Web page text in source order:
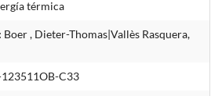
térmica
Boer , Dieter-Thomas|Vallès Rasquera,
C33